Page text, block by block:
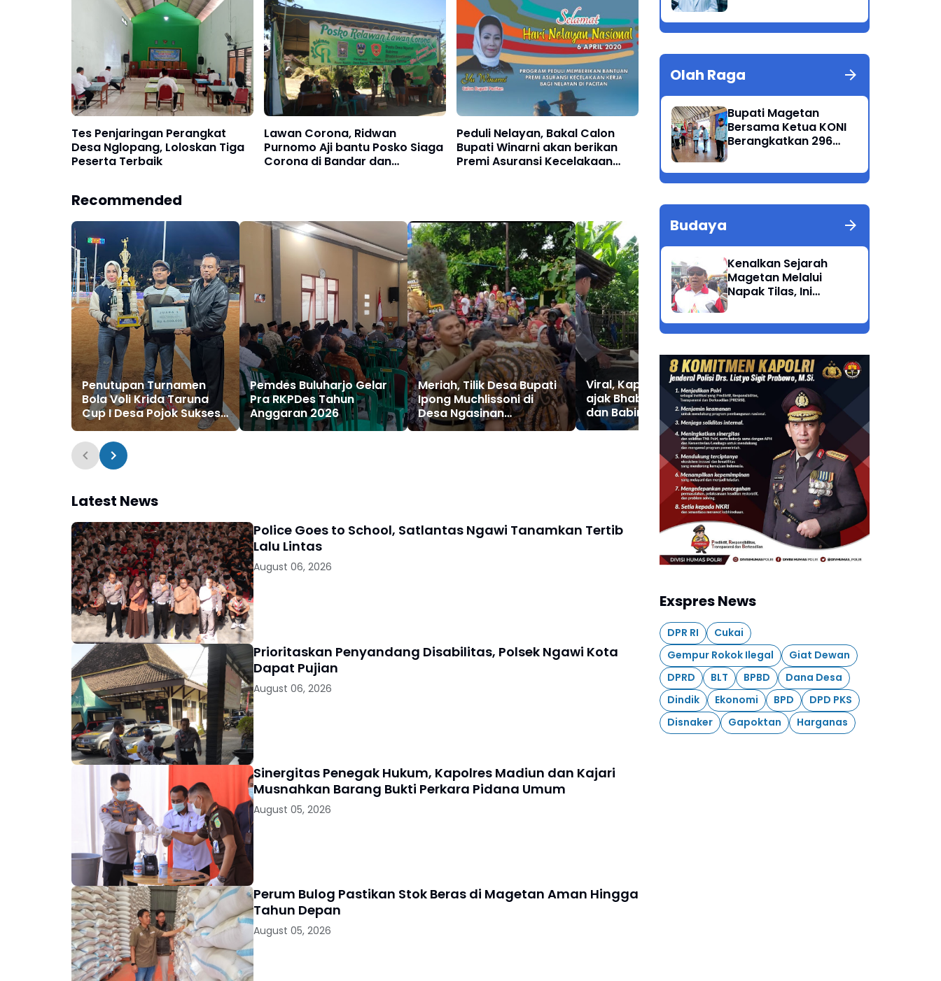
Tes Penjaringan Perangkat
Desa Nglopang, Loloskan Tiga
Peserta Terbaik
Lawan Corona, Ridwan
Purnomo Aji bantu Posko Siaga
Corona di Bandar dan
Peduli Nelayan, Bakal Calon
Bupati Winarni akan berikan
Premi Asuransi Kecelakaan
Recommended
Penutupan Turnamen
Bola Voli Krida Taruna
Cup I Desa Pojok Sukses
Digelar
Pemdes Buluharjo Gelar
Pra RKPDes Tahun
Anggaran 2026
Meriah, Tilik Desa Bupati
Ipong Muchlissoni di
Desa Ngasinan
Kecamatan Jetis,
Viral, Kapolsek Pudak
ajak Bhabinkamtibmas
dan Babinsa Pudak Bantu
Warga Bangun Rumah
Darurat Covid 19, seluruh
desa di Ponorogo
membuat Posko Siaga
Latest News
Police Goes to School, Satlantas Ngawi Tanamkan Tertib
Lalu Lintas
August 06, 2026
Prioritaskan Penyandang Disabilitas, Polsek Ngawi Kota
Dapat Pujian
August 06, 2026
Sinergitas Penegak Hukum, Kapolres Madiun dan Kajari
Musnahkan Barang Bukti Perkara Pidana Umum
August 05, 2026
Perum Bulog Pastikan Stok Beras di Magetan Aman Hingga
Tahun Depan
August 05, 2026
Olah Raga
Bupati Magetan
Bersama Ketua KONI
Berangkatkan 296
Jatim 2025
Budaya
Kenalkan Sejarah
Magetan Melalui
Napak Tilas, Ini
Kadis Dikpora.
Exspres News
DPR RI
Cukai
Gempur Rokok Ilegal
Giat Dewan
DPRD
BLT BPBD
Dana Desa
Dindik
Ekonomi BPD
DPD PKS
Disnaker
Gapoktan Harganas